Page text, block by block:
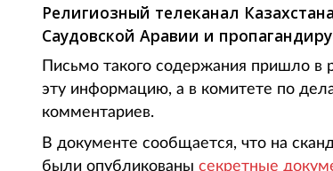
Религиозный телеканал
Саудовской Аравии и
Письмо такого содержания пришло в
эту информацию, а в комитете по
комментариев.
В документе сообщается, что на
были опубликованы секретные